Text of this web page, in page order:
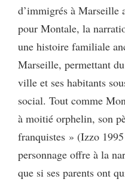
d’immigrés à Marseille
pour Montale, la
une histoire familiale
Marseille, permettant
ville et ses habitants
social. Tout comme
à moitié orphelin, son
franquistes » (Izzo
personnage offre à la
que si ses parents ont